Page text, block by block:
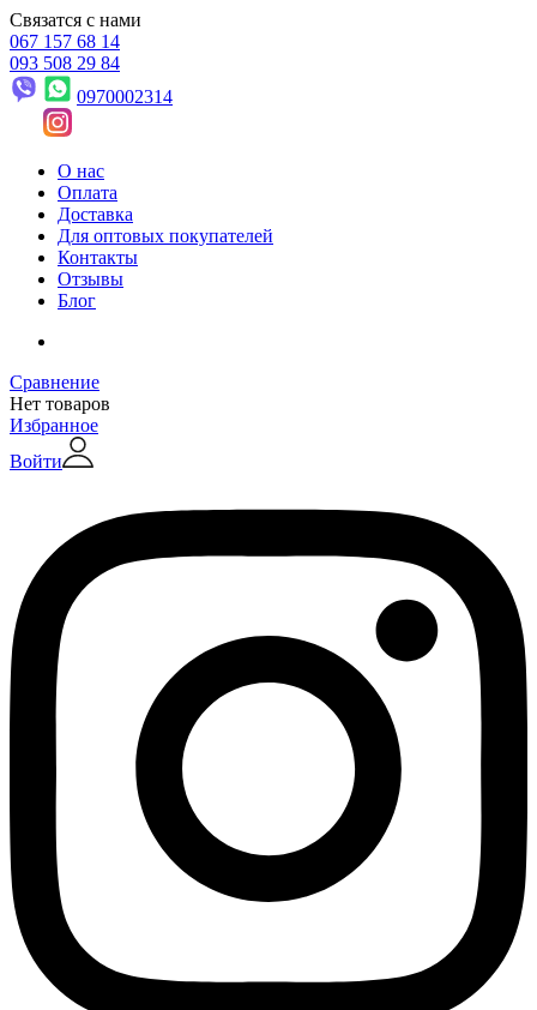
Связатся с нами
067 157 68 14
093 508 29 84
0970002314
О нас
Оплата
Доставка
Для оптовых покупателей
Контакты
Отзывы
Блог
Сравнение
Нет товаров
Избранное
Войти